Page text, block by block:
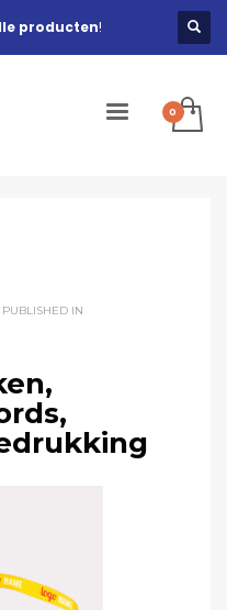
producten!
PUBLISHED IN